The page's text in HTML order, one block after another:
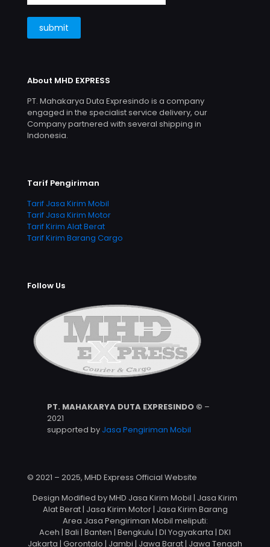
About MHD EXPRESS
PT. Mahakarya Duta Expresindo is a company
engaged in the specialist service delivery, our
Company partnered with several shipping in
Indonesia.
Tarif Pengiriman
Tarif Jasa Kirim Mobil
Tarif Jasa Kirim Motor
Tarif Kirim Alat Berat
Tarif Kirim Barang Cargo
Follow Us
PT. MAHAKARYA DUTA EXPRESINDO © –
2021
supported by Jasa Pengiriman Mobil
© 2021 – 2025, MHD Express Official Website
Design Modified by MHD Jasa Kirim Mobil | Jasa Kirim
Alat Berat | Jasa Kirim Motor | Jasa Kirim Barang
Area Jasa Pengiriman Mobil meliputi:
Aceh | Bali | Banten | Bengkulu | DI Yogyakarta | DKI
Jakarta | Gorontalo | Jambi | Jawa Barat | Jawa Tengah